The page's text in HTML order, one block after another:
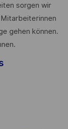
sorgen wir
gehen können.